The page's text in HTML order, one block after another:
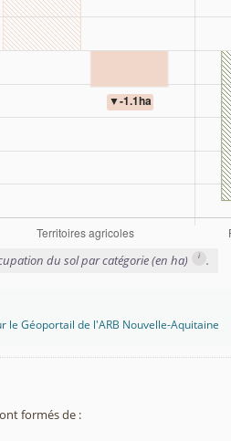
du sol par catégorie (en ha) i .
le Géoportail de l'ARB Nouvelle-Aquitaine
formés de :